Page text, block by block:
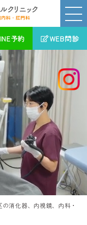
予約 WEB問診
消化器、内視鏡、内科・